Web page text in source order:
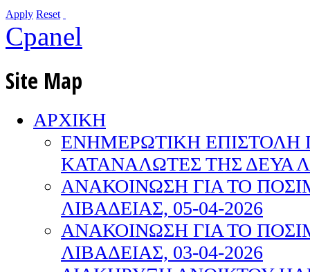
Apply Reset
Cpanel
Site Map
ΑΡΧΙΚΗ
ΕΝΗΜΕΡΩΤΙΚΗ ΕΠΙΣΤΟΛΗ
ΚΑΤΑΝΑΛΩΤΕΣ ΤΗΣ ΔΕΥΑ
ΑΝΑΚΟΙΝΩΣΗ ΓΙΑ ΤΟ
ΛΙΒΑΔΕΙΑΣ, 05-04-2026
ΑΝΑΚΟΙΝΩΣΗ ΓΙΑ ΤΟ
ΛΙΒΑΔΕΙΑΣ, 03-04-2026